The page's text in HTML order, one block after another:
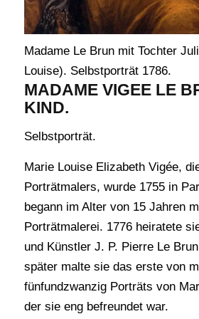
Madame Le Brun mit Tochter
Louise). Selbstporträt 1786.
MADAME VIGEE LE
KIND.
Selbstporträt.
Marie Louise Elizabeth Vigée,
Porträtmalers, wurde 1755 in
begann im Alter von 15 Jahren
Porträtmalerei. 1776 heiratete
und Künstler J. P. Pierre Le
später malte sie das erste von
fünfundzwanzig Porträts von
der sie eng befreundet war.